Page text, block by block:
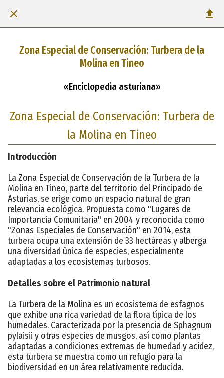
Zona Especial de Conservación: Turbera de la
Molina en Tineo
«Enciclopedia asturiana»
Zona Especial de Conservación: Turbera de
la Molina en Tineo
Introducción
La Zona Especial de Conservación de la Turbera de la
Molina en Tineo, parte del territorio del Principado de
Asturias, se erige como un espacio natural de gran
relevancia ecológica. Propuesta como "Lugares de
Importancia Comunitaria" en 2004 y reconocida como
"Zonas Especiales de Conservación" en 2014, esta
turbera ocupa una extensión de 33 hectáreas y alberga
una diversidad única de especies, especialmente
adaptadas a los ecosistemas turbosos.
Detalles sobre el Patrimonio natural
La Turbera de la Molina es un ecosistema de esfagnos
que exhibe una rica variedad de la flora típica de los
humedales. Caracterizada por la presencia de Sphagnum
pylaisii y otras especies de musgos, así como plantas
adaptadas a condiciones extremas de humedad y acidez,
esta turbera se muestra como un refugio para la
biodiversidad en un área relativamente reducida.